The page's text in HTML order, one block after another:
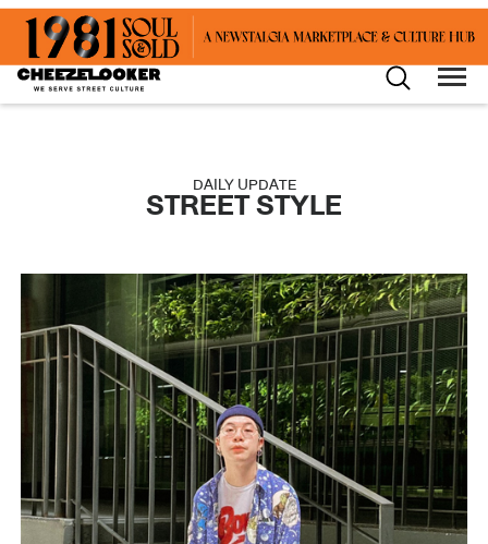
DAILY UPDATE
STREET STYLE